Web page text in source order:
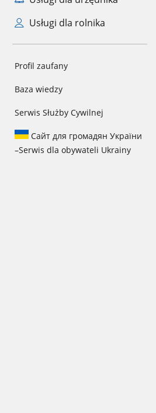
Usługi dla rolnika
Profil zaufany
Baza wiedzy
Serwis Służby Cywilnej
Сайт для громадян України
–Serwis dla obywateli Ukrainy